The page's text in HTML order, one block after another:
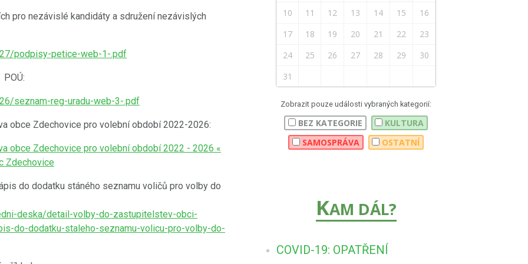
pro nezávislé kandidáty a sdružení nezávislých
podpisy-petice-web-1-.pdf
seznam-reg-uradu-web-3-.pdf
obce Zdechovice pro volební období 2022-2026:
obce Zdechovice pro volební období 2022 - 2026 «
Zdechovice
do dodatku stáného seznamu voličů pro volby do
deska/detail-volby-do-zastupitelstev-obci-
do-dodatku-staleho-seznamu-volicu-pro-volby-do-
10 11 12 13 14 15
16
17
18 19 20 21 22
23
24
25 26 27 28 29
30
31
Zobrazit pouze události vybraných kategorií:
BEZ KATEGORIE
KULTURA
SAMOSPRÁVA
OSTATNÍ
KAM DÁL?
COVID-19: OPATŘENÍ